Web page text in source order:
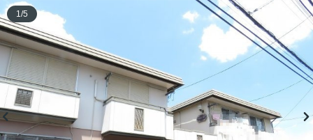
1 /5